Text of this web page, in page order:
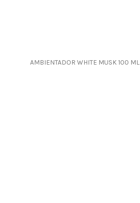
AMBIENTADOR WHITE MUSK 100 ML